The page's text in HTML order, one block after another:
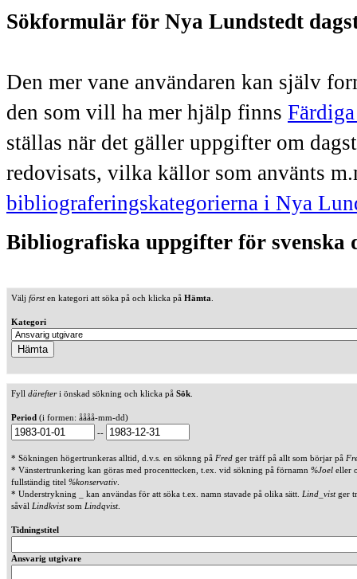
Sökformulär för Nya Lundstedt
Den mer vane användaren kan själv
den som vill ha mer hjälp finns
ställas när det gäller uppgifter om
redovisats, vilka källor som använts
bibliograferingskategorierna i Nya
Bibliografiska uppgifter för svenska
Välj försten kategori att söka på och klicka på Hämta
Kategori
Fyll därefteri önskad sökning och klicka på Sök
Period (i formen: åååå-mm-dd)
--
* Sökningen högertrunkeras alltid, d.v.s. en söknng på Fred ger träff på allt som börjar på
* Vänstertrunkering kan göras med procenttecken, t.ex. vid sökning på förnamn %Joel eller
fullständig titel %konservativ
* Understrykning _ kan användas för att söka t.ex. namn stavade på olika sätt. Lind_vistger
såväl Lindkvistsom Lindqvist.
Tidningstitel
Ansvarig utgivare